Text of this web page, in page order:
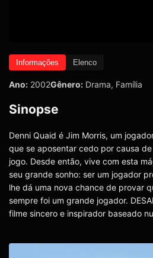
Informações Elenco
Ano: 2002Gênero: Drama, Família
Sinopse
Denni Quaid é Jim Morris, um
que se aposentar cedo por causa
jogo. Desde então, vive com esta
seu grande sonho: ser um jogador
lhe dá uma nova chance de provar
sempre foi um grande jogador.
filme sincero e inspirador baseado